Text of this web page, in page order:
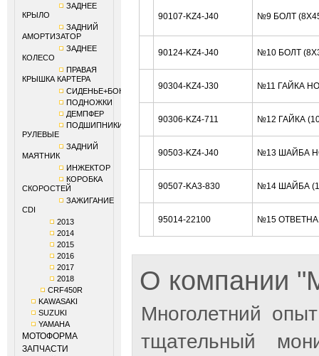
ЗАДНЕЕ
КРЫЛО
ЗАДНИЙ
АМОРТИЗАТОР
ЗАДНЕЕ
КОЛЕСО
ПРАВАЯ
КРЫШКА КАРТЕРА
СИДЕНЬЕ+БОКОВИНЫ
ПОДНОЖКИ
ДЕМПФЕР
ПОДШИПНИКИ
РУЛЕВЫЕ
ЗАДНИЙ
МАЯТНИК
ИНЖЕКТОР
КОРОБКА
СКОРОСТЕЙ
ЗАЖИГАНИЕ
CDI
2013
2014
2015
2016
2017
2018
CRF450R
KAWASAKI
SUZUKI
YAMAHA
МОТОФОРМА
ЗАПЧАСТИ
90107-KZ4-J40 №9 БОЛТ
90124-KZ4-J40 №10 БОЛТ
90304-KZ4-J30 №11 ГАЙКА
90306-KZ4-711 №12 ГАЙКА
90503-KZ4-J40 №13 ШАЙБА
90507-KA3-830 №14 ШАЙБА
95014-22100 №15
О компании
Многолетний
тщательный